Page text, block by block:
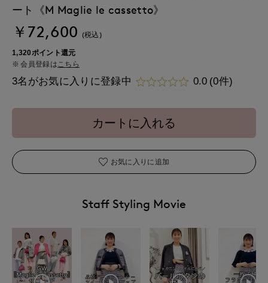
ート《M Maglie le cassetto》
￥72,600 (税込)
1,320ポイント還元
会員登録は こちら
3名がお気に入りに登録中 0.0 (0件)
カートに入れる
お気に入りに追加
Staff Styling Movie